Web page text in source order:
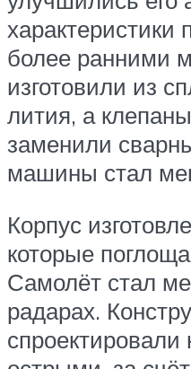
характеристики
более ранними
изготовили из
лития, а
заменили
машины стал
Корпус
которые
Самолёт стал
радарах.